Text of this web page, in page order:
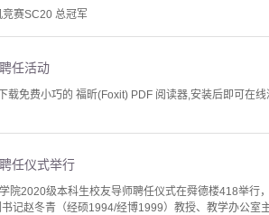
赛SC20 总冠军
任活动
载免费小巧的 福昕(Foxit) PDF 阅读器,安装后即可在
任仪式举行
院2020级本科生校友导师聘任仪式在舜德楼418举行
记赵冬青（经硕1994/经博1999）教授、教学办公室